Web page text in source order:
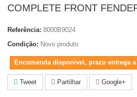
COMPLETE FRONT
Referência: 8000B9024
Condição: Novo produto
Encomenda disponivel, prazo entrega
Tweet Partilhar Google+